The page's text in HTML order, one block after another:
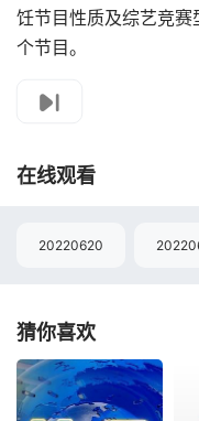
饪节目性质及综艺竞
个节目。
在线观看
20220620
猜你喜欢